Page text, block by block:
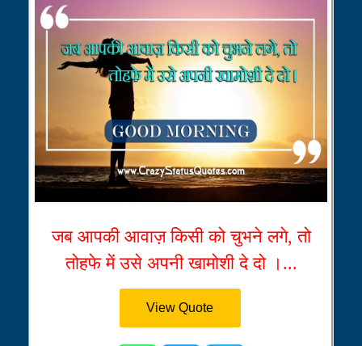
जब आपकी आवाज़ किसी को चुभने लगे, तो
तोहफे में उसे अपनी खामोशी दे दो ।...
View Quote